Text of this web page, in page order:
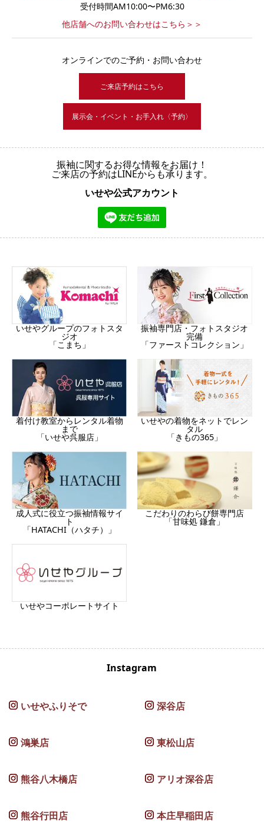
受付時間AM10:00〜PM6:30
他店舗へのお問い合わせはこちら＞＞
オンラインでのご予約・お問い合わせ
ご来店予約はこちら
展示会・イベント・お手入れ〈予約〉
振袖に関するお得な情報をお届け！
ご来店の予約はLINEからも承ります。
いせや公式アカウント
いせやグループのフォトスタ
ジオ
「こまち」
振袖専門店・フォトスタジオ
完備
「ファーストコレクション」
着付け教室からレンタル着物
まで
「いせや呉服店」
いせやの着物をネットでレン
タル
「きもの365」
成人式に役立つ振袖情報サイ
ト
「HATACHI（ハタチ）」
こだわりのわらび餅専門店
「甘味処 鎌倉」
いせやコーポレートサイト
Instagram
いせやふりそで 深谷店
鴻巣店 東松山店
熊谷八木橋店 アリオ深谷店
熊谷行田店 本庄早稲田店